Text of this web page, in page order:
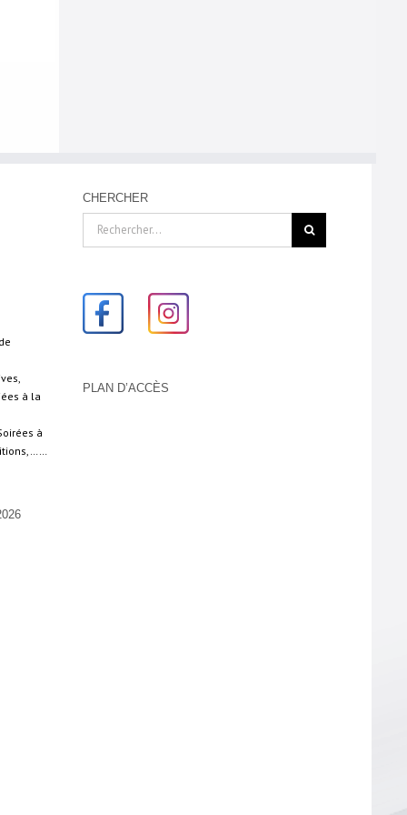
à la
à
CHERCHER
PLAN D’ACCÈS